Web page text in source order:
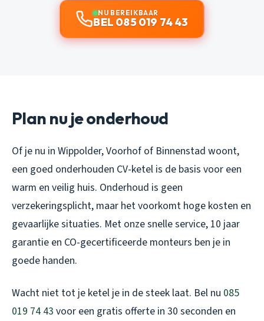
NU BEREIKBAAR
BEL 085 019 74 43
Plan nu je onderhoud
Of je nu in Wippolder, Voorhof of Binnenstad woont,
een goed onderhouden CV-ketel is de basis voor een
warm en veilig huis. Onderhoud is geen
verzekeringsplicht, maar het voorkomt hoge kosten en
gevaarlijke situaties. Met onze snelle service, 10 jaar
garantie en CO-gecertificeerde monteurs ben je in
goede handen.
Wacht niet tot je ketel je in de steek laat. Bel nu 085
019 74 43 voor een gratis offerte in 30 seconden en